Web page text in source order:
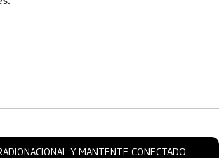
Y MANTENTE CONECTADO